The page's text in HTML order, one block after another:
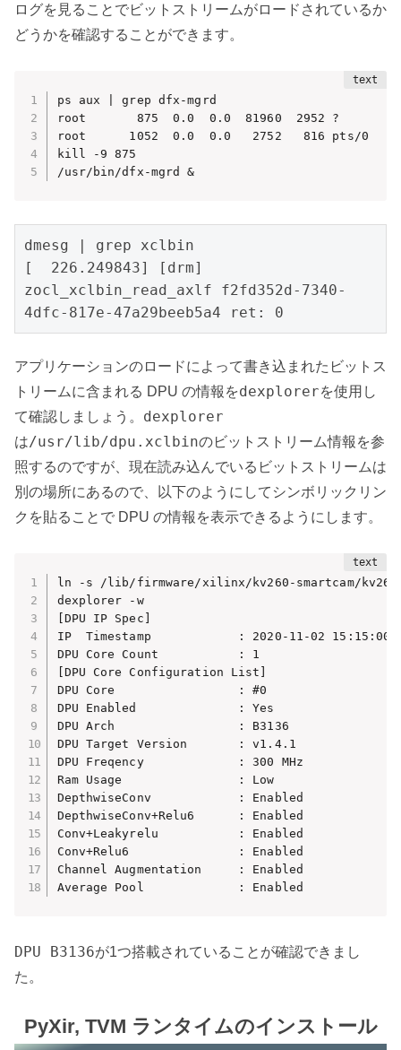
ログを見ることでビットストリームがロードされているか
どうかを確認することができます。
ps aux | grep dfx-mgrd
root       875  0.0  0.0  81960  2952 ?
root      1052  0.0  0.0   2752   816 pts/0
kill -9 875
/usr/bin/dfx-mgrd &
dmesg | grep xclbin
[  226.249843] [drm]
zocl_xclbin_read_axlf f2fd352d-7340-
4dfc-817e-47a29beeb5a4 ret: 0
アプリケーションのロードによって書き込まれたビットス
トリームに含まれる DPU の情報をdexplorerを使用し
て確認しましょう。 dexplorer
は/usr/lib/dpu.xclbinのビットストリーム情報を参
照するのですが、現在読み込んでいるビットストリームは
別の場所にあるので、以下のようにしてシンボリックリン
クを貼ることで DPU の情報を表示できるようにします。
ln -s /lib/firmware/xilinx/kv260-smartcam/
dexplorer -w
[DPU IP Spec]
IP  Timestamp            : 2020-11-02 15:15:00
DPU Core Count           : 1
[DPU Core Configuration List]
DPU Core                 : #0
DPU Enabled              : Yes
DPU Arch                 : B3136
DPU Target Version       : v1.4.1
DPU Freqency             : 300 MHz
Ram Usage                : Low
DepthwiseConv            : Enabled
DepthwiseConv+Relu6      : Enabled
Conv+Leakyrelu           : Enabled
Conv+Relu6               : Enabled
Channel Augmentation     : Enabled
Average Pool             : Enabled
DPU B3136が1つ搭載されていることが確認できまし
た。
PyXir, TVM ランタイムのインストール